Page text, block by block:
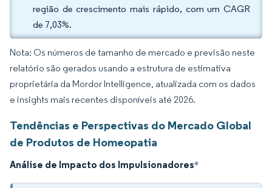
região de crescimento mais rápido, com um CAGR
de 7,03%.
Nota: Os números de tamanho de mercado e previsão neste
relatório são gerados usando a estrutura de estimativa
proprietária da Mordor Intelligence, atualizada com os dados
e insights mais recentes disponíveis até 2026.
Tendências e Perspectivas do Mercado Global
de Produtos de Homeopatia
Análise de Impacto dos Impulsionadores*